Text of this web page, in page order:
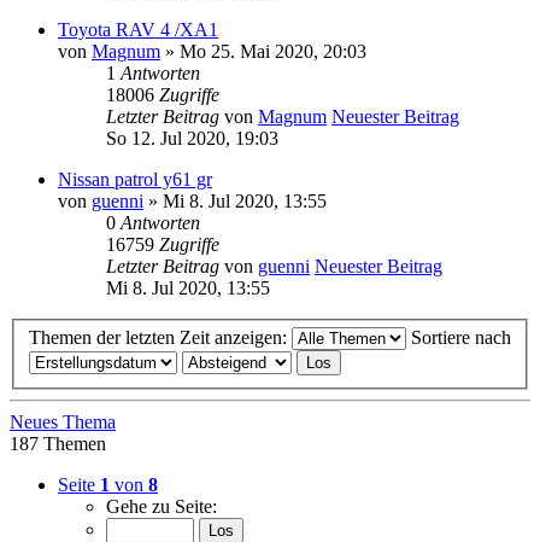
Toyota RAV 4 /XA1
von Magnum » Mo 25. Mai 2020, 20:03
1 Antworten
18006 Zugriffe
Letzter Beitrag von Magnum Neuester Beitrag
So 12. Jul 2020, 19:03
Nissan patrol y61 gr
von guenni » Mi 8. Jul 2020, 13:55
0 Antworten
16759 Zugriffe
Letzter Beitrag von guenni Neuester Beitrag
Mi 8. Jul 2020, 13:55
Themen der letzten Zeit anzeigen: Sortiere nach
Neues Thema
187 Themen
Seite 1 von 8
Gehe zu Seite: